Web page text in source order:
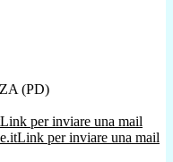
(PD)
Link per inviare una mail
Link per inviare una mail